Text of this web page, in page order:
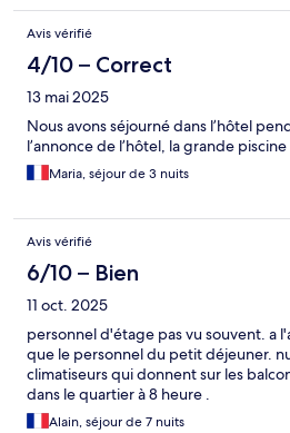
Avis vérifié
4/10 – Correct
13 mai 2025
Nous avons séjourné dans l’hôtel
l’annonce de l’hôtel, la grande
Maria, séjour de 3 nuits
Avis vérifié
6/10 – Bien
11 oct. 2025
personnel d'étage pas vu souvent. a
que le personnel du petit déjeuner.
climatiseurs qui donnent sur les
dans le quartier à 8 heure .
Alain, séjour de 7 nuits